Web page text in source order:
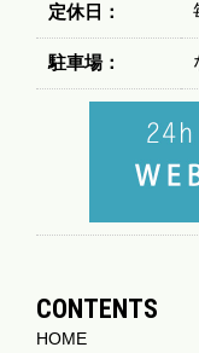
定休日：
駐車場：
CONTENTS
HOME